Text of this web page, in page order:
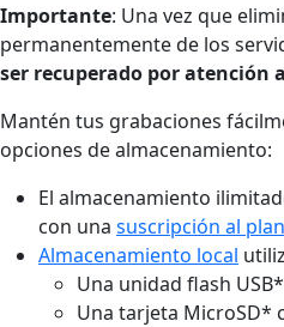
Importante: Una vez que
permanentemente de los
ser recuperado por atención
Mantén tus grabaciones
opciones de almacenamiento:
El almacenamiento
con una suscripción al
Almacenamiento local
Una unidad flash
Una tarjeta MicroSD*